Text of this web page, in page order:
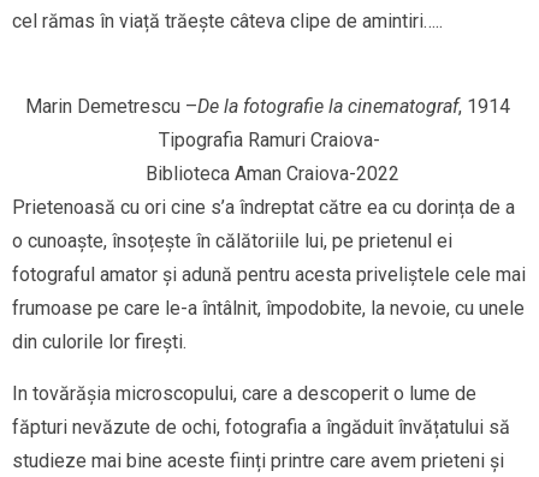
cel rămas în viață trăește câteva clipe de amintiri…..
Marin Demetrescu –De la fotografie la cinematograf, 1914
Tipografia Ramuri Craiova-
Biblioteca Aman Craiova-2022
Prietenoasă cu ori cine s’a îndreptat către ea cu dorința de a
o cunoaște, însoțește în călătoriile lui, pe prietenul ei
fotograful amator și adună pentru acesta priveliștele cele mai
frumoase pe care le-a întâlnit, împodobite, la nevoie, cu unele
din culorile lor firești.
In tovărășia microscopului, care a descoperit o lume de
făpturi nevăzute de ochi, fotografia a îngăduit învățatului să
studieze mai bine aceste ființi printre care avem prieteni și